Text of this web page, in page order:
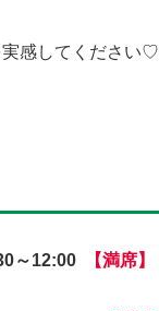
感してください♡
～12:00 【満席】